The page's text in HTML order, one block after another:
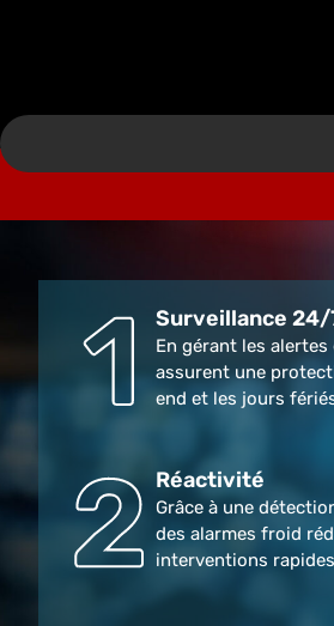
Surveillance 24/
En gérant les
assurent une
end et les jours
Réactivité
Grâce à une
des alarmes froid
interventions